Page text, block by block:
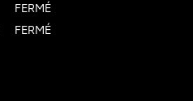
FERMÉ
FERMÉ